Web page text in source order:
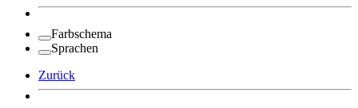
Farbschema
Sprachen
Zurück